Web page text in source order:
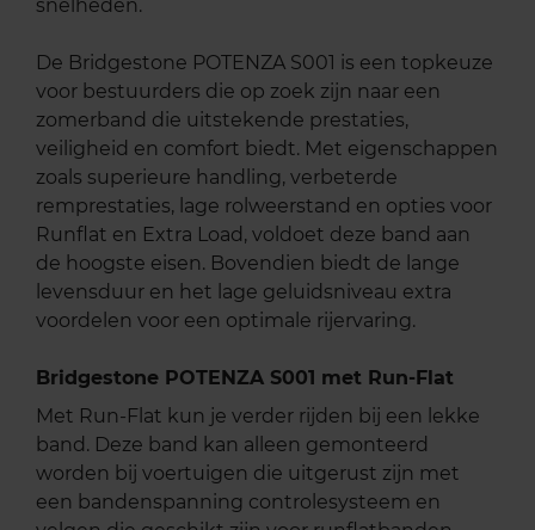
snelheden.
De Bridgestone POTENZA S001 is een topkeuze
voor bestuurders die op zoek zijn naar een
zomerband die uitstekende prestaties,
veiligheid en comfort biedt. Met eigenschappen
zoals superieure handling, verbeterde
remprestaties, lage rolweerstand en opties voor
Runflat en Extra Load, voldoet deze band aan
de hoogste eisen. Bovendien biedt de lange
levensduur en het lage geluidsniveau extra
voordelen voor een optimale rijervaring.
Bridgestone POTENZA S001 met Run-Flat
Met Run-Flat kun je verder rijden bij een lekke
band. Deze band kan alleen gemonteerd
worden bij voertuigen die uitgerust zijn met
een bandenspanning controlesysteem en